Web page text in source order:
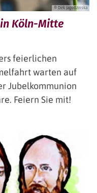
© Dirk Jagodzinska
Köln-Mitte
feierlichen
warten auf
Jubelkommunion
Feiern Sie mit!